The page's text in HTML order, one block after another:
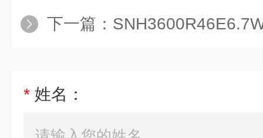
下一篇： SNH3600R46E6.7W2黄
* 姓名：